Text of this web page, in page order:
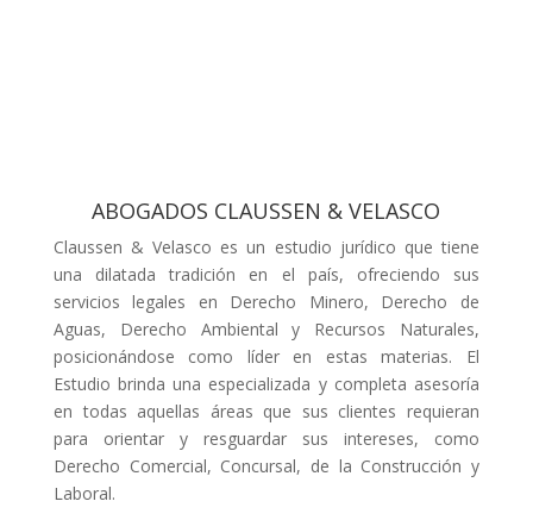
ABOGADOS CLAUSSEN & VELASCO
Claussen & Velasco es un estudio jurídico que tiene
una dilatada tradición en el país, ofreciendo sus
servicios legales en Derecho Minero, Derecho de
Aguas, Derecho Ambiental y Recursos Naturales,
posicionándose como líder en estas materias. El
Estudio brinda una especializada y completa asesoría
en todas aquellas áreas que sus clientes requieran
para orientar y resguardar sus intereses, como
Derecho Comercial, Concursal, de la Construcción y
Laboral.